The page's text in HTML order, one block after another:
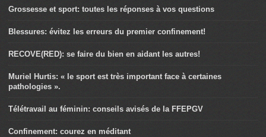
Grossesse et sport: toutes les réponses à vos questions
Blessures: évitez les erreurs du premier confinement!
RECOVE(RED): se faire du bien en aidant les autres!
Muriel Hurtis: « le sport est très important face à certaines
pathologies ».
Télétravail au féminin: conseils avisés de la FFEPGV
Confinement: courez en méditant